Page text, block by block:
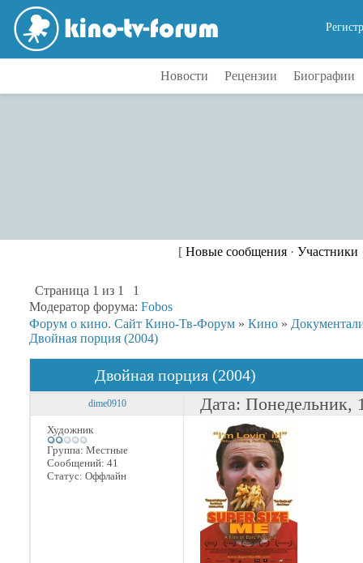
Новости Рецензии Биографии
[ Новые сообщения· Участники
Страница 1 из 1
1
Модератор форума: Fobos
Форум о кино. Сайт Кино-Тв-Форум » Кино »
Двойная порция (2004)
Двойная порция (2004)
dime0910 Дата: Понедельник,
Художник
Группа: Местные
Сообщений: 41
Статус: Оффлайн